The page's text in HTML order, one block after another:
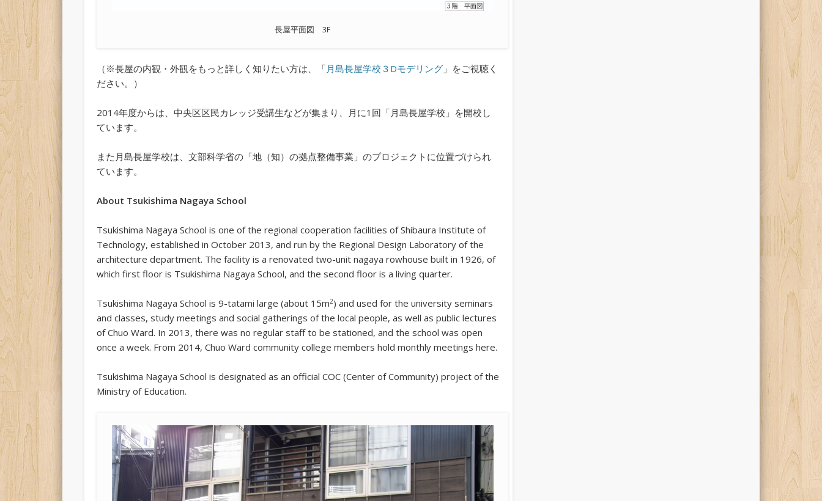
長屋平面図 3F
（※長屋の内観・外観をもっと詳しく知りたい方は、「 月島長屋学校３Dモデリング 」をご視聴く
ださい。）
2014年度からは、中央区区民カレッジ受講生などが集まり、月に1回「月島長屋学校」を開校し
ています。
また月島長屋学校は、文部科学省の「地（知）の拠点整備事業」のプロジェクトに位置づけられ
ています。
About Tsukishima Nagaya School
Tsukishima Nagaya School is one of the regional cooperation facilities of Shibaura Institute of
Technology, established in October 2013, and run by the Regional Design Laboratory of the
architecture department. The facility is a renovated two-unit nagaya rowhouse built in 1926, of
which first floor is Tsukishima Nagaya School, and the second floor is a living quarter.
Tsukishima Nagaya School is 9-tatami large (about 15m2) and used for the university seminars
and classes, study meetings and social gatherings of the local people, as well as public lectures
of Chuo Ward. In 2013, there was no regular staff to be stationed, and the school was open
once a week. From 2014, Chuo Ward community college members hold monthly meetings here.
Tsukishima Nagaya School is designated as an official COC (Center of Community) project of the
Ministry of Education.